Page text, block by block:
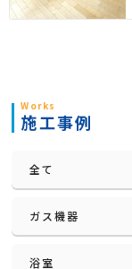
Works
施工事例
全て
ガス機器
浴室